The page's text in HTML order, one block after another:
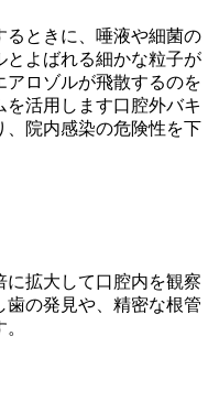
るときに、唾液や細菌の
とよばれる細かな粒子が
ロゾルが飛散するのを
を活用します口腔外バキ
、院内感染の危険性を下
拡大して口腔内を観察
歯の発見や、精密な根管